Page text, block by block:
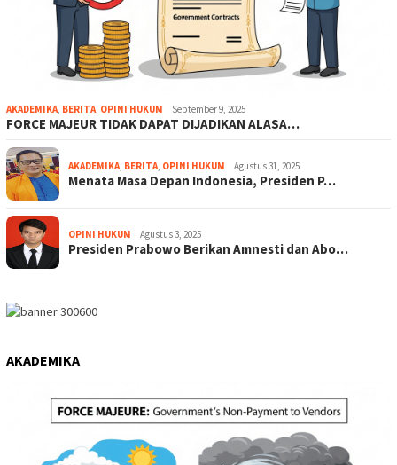
AKADEMIKA, BERITA, OPINI HUKUM September 9, 2025
FORCE MAJEUR TIDAK DAPAT DIJADIKAN ALASA…
AKADEMIKA, BERITA, OPINI HUKUM Agustus 31, 2025
Menata Masa Depan Indonesia, Presiden P…
OPINI HUKUM Agustus 3, 2025
Presiden Prabowo Berikan Amnesti dan Abo…
AKADEMIKA